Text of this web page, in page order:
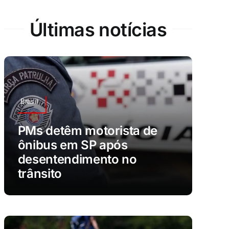
Últimas notícias
Brasil
PMs detêm motorista de
ônibus em SP após
desentendimento no
trânsito